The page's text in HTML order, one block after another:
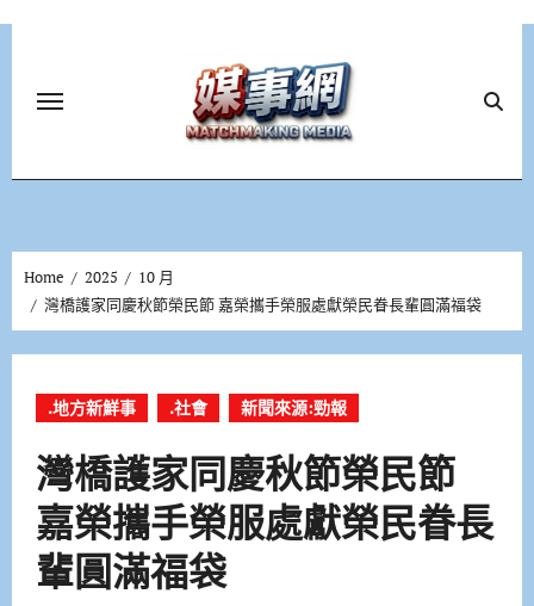
Home 2025
10 月
灣橋護家同慶秋節榮民節 嘉榮攜手榮服處獻榮民眷長輩圓滿福袋
.地方新鮮事 .社會 新聞來源:勁報
灣橋護家同慶秋節榮民節
嘉榮攜手榮服處獻榮民眷長
輩圓滿福袋